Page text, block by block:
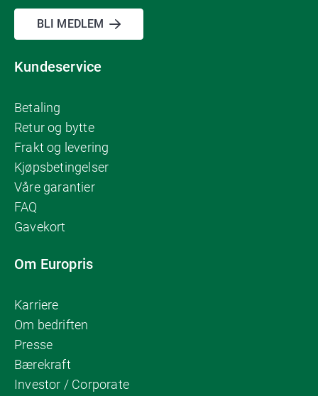
BLI MEDLEM
Kundeservice
Betaling
Retur og bytte
Frakt og levering
Kjøpsbetingelser
Våre garantier
FAQ
Gavekort
Om Europris
Karriere
Om bedriften
Presse
Bærekraft
Investor / Corporate